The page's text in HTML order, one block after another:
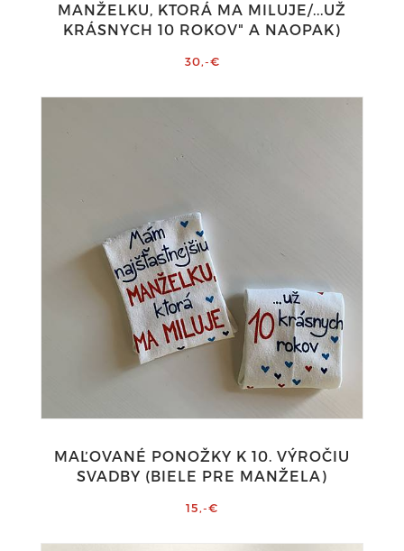
MANŽELKU, KTORÁ MA MILUJE/...UŽ
KRÁSNYCH 10 ROKOV" A NAOPAK)
30,-€
MAĽOVANÉ PONOŽKY K 10. VÝROČIU
SVADBY (BIELE PRE MANŽELA)
15,-€